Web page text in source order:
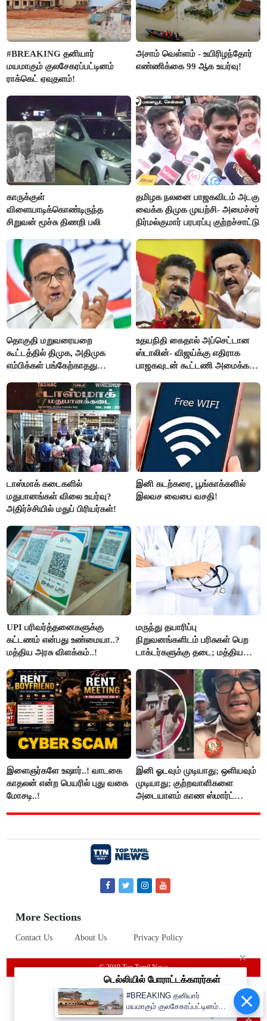
#BREAKING தனியார்
மயமாகும் குலசேகரப்பட்டினம்
ராக்கெட் ஏவுதளம்!
அசாம் வெள்ளம் - உயிரிழந்தோர்
எண்ணிக்கை 99 ஆக உயர்வு!
காருக்குள்
விளையாடிக்கொண்டிருந்த
சிறுவன் மூச்சு திணறி பலி
தமிழக நலனை பாஜகவிடம் அடகு
வைக்க திமுக முயற்சி- அமைச்சர்
நிர்மல்குமார் பரபரப்பு குற்றச்சாட்டு
தொகுதி மறுவரையறை
கூட்டத்தில் திமுக, அதிமுக
எம்பிக்கள் பங்கேற்காதது
உதயநிதி கைதால் அப்செட்டான
ஸ்டாலின்- விஜய்க்கு எதிராக
பாஜகவுடன் கூட்டணி அமைக்க
டாஸ்மாக் கடைகளில்
மதுபானங்கள் விலை உயர்வு?
அதிர்ச்சியில் மதுப் பிரியர்கள்!
இனி கடற்கரை, பூங்காக்களில்
இலவச வைபை வசதி!
UPI பரிவர்த்தனைகளுக்கு
கட்டணம் என்பது உண்மையா..?
மத்திய அரசு விளக்கம்..!
மருந்து தயாரிப்பு
நிறுவனங்களிடம் பரிசுகள் பெற
டாக்டர்களுக்கு தடை; மத்திய
இளைஞர்களே உஷார்..! வாடகை
காதலன் என்ற பெயரில் புது வகை
மோசடி..!
இனி ஓடவும் முடியாது; ஒளியவும்
முடியாது; குற்றவாளிகளை
அடையாளம் காண ஸ்மார்ட்
More Sections
Contact Us About Us Privacy Policy
© 2019 Top Tamil News
#BREAKING தனியார்
மயமாகும் குலசேகரப்பட்டினம்
ராக்கெட் ஏவுதளம்!